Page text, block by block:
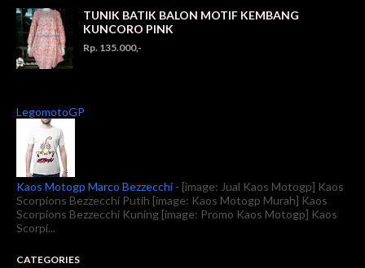
TUNIK BATIK BALON MOTIF KEMBANG
KUNCORO PINK
Rp. 135.000,-
LegomotoGP
Kaos Motogp Marco Bezzecchi - [image: Jual Kaos Motogp] Kaos
Scorpions Bezzecchi Putih [image: Kaos Motogp Murah] Kaos
Scorpions Bezzecchi Kuning [image: Promo Kaos Motogp] Kaos
Scorpi...
CATEGORIES